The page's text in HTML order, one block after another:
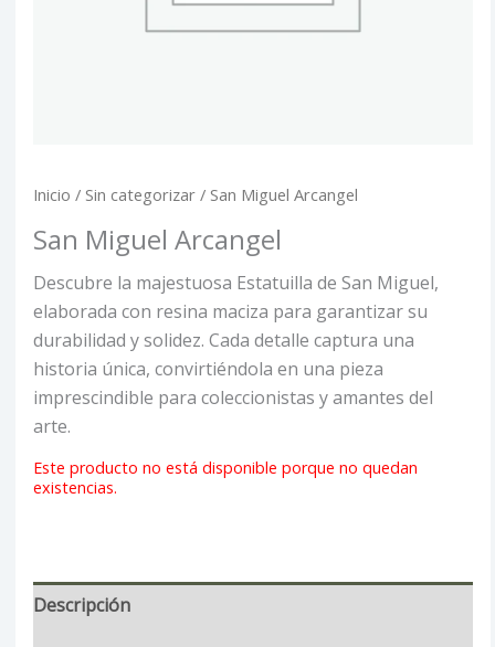
Inicio / Sin categorizar/ San Miguel Arcangel
San Miguel Arcangel
Descubre la majestuosa Estatuilla de San Miguel,
elaborada con resina maciza para garantizar su
durabilidad y solidez. Cada detalle captura una
historia única, convirtiéndola en una pieza
imprescindible para coleccionistas y amantes del
arte.
Este producto no está disponible porque no quedan
existencias.
Descripción